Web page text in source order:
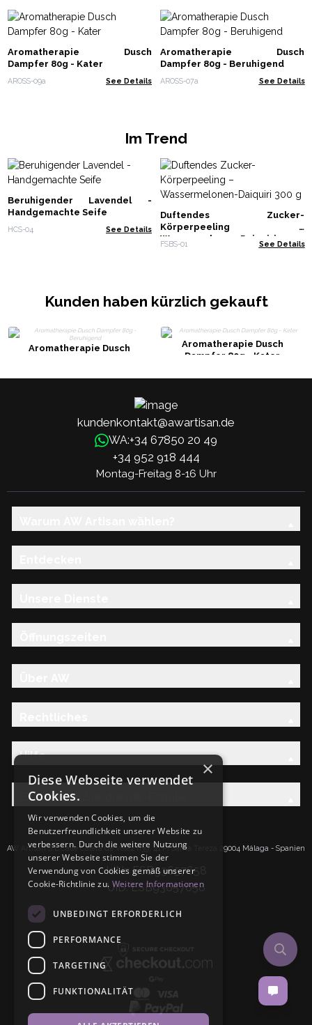
Aromatherapie Dusch
Dampfer 80g - Kater
AROSS-09a See Details
Aromatherapie Dusch
Dampfer 80g - Beruhigend
AROSS-07a See Details
Im Trend
Beruhigender Lavendel -
Handgemachte Seife
HCS-04 See Details
Duftendes Zucker-
Körperpeeling –
Wassermelonen-Daiquiri 300 g
FSBS-01 See Details
Kunden haben kürzlich gekauft
Aromatherapie Dusch
Aromatherapie Dusch
Dampfer 80g - Kater
kundenkontakt@awartisan.de
WA:+34 67850 20 49
+34 952 918 444
Montag-Freitag 8-16 Uhr
Hilfe
Entdecken Sie die AW-Familie
AW Artisan S.L.Calle Caleta de Velez n39, 41 PI Santa Tereza 29004 Málaga - Spanien
IdNr: ESB93657658
UID: ESB93657658
×
Diese Webseite verwendet
Cookies.
Wir verwenden Cookies, um die
Benutzerfreundlichkeit unserer Website zu
verbessern. Durch die weitere Nutzung
unserer Webseite stimmen Sie der
Verwendung von Cookies gemäß unserer
Cookie-Richtlinie zu. Weitere Informationen
UNBEDINGT ERFORDERLICH
PERFORMANCE
TARGETING
FUNKTIONALITÄT